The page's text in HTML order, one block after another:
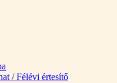
/ Félévi értesítő